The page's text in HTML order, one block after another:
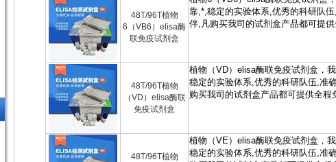
48T/96T植物
6（VB6）elisa酶
联免疫试剂盒
48T/96T植物
（VD）elisa酶联
免疫试剂盒
48T/96T植物